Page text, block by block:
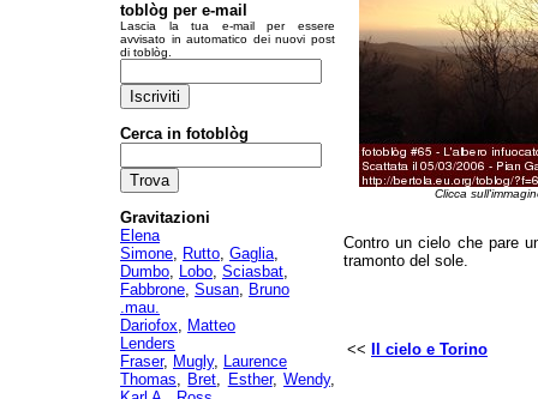
toblòg per e-mail
Lascia la tua e-mail per essere
avvisato in automatico dei nuovi post
di toblòg.
Cerca in fotoblòg
Gravitazioni
Elena
Simone, Rutto, Gaglia,
Dumbo, Lobo, Sciasbat,
Fabbrone, Susan, Bruno
.mau.
Dariofox, Matteo
Lenders
Fraser, Mugly, Laurence
Thomas, Bret, Esther,Wendy,
Clicca
Contro un cielo che pare
tramonto del sole.
<< Il cielo e Torino